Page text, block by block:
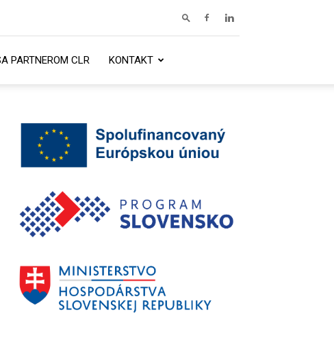
PARTNEROM CLR KONTAKT